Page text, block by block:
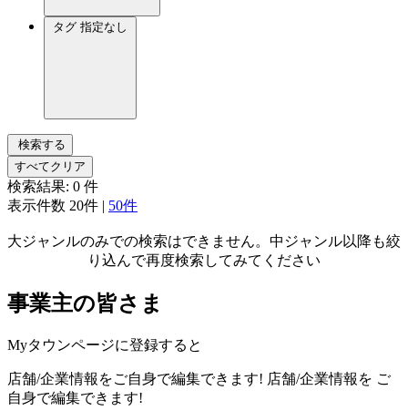
タグ 指定なし
検索する
すべてクリア
検索結果: 0 件
表示件数 20件 | 50件
大ジャンルのみでの検索はできません。中ジャンル以降も絞
り込んで再度検索してみてください
事業主の皆さま
Myタウンページに登録すると
店舗/企業情報をご自身で編集できます! 店舗/企業情報を ご
自身で編集できます!